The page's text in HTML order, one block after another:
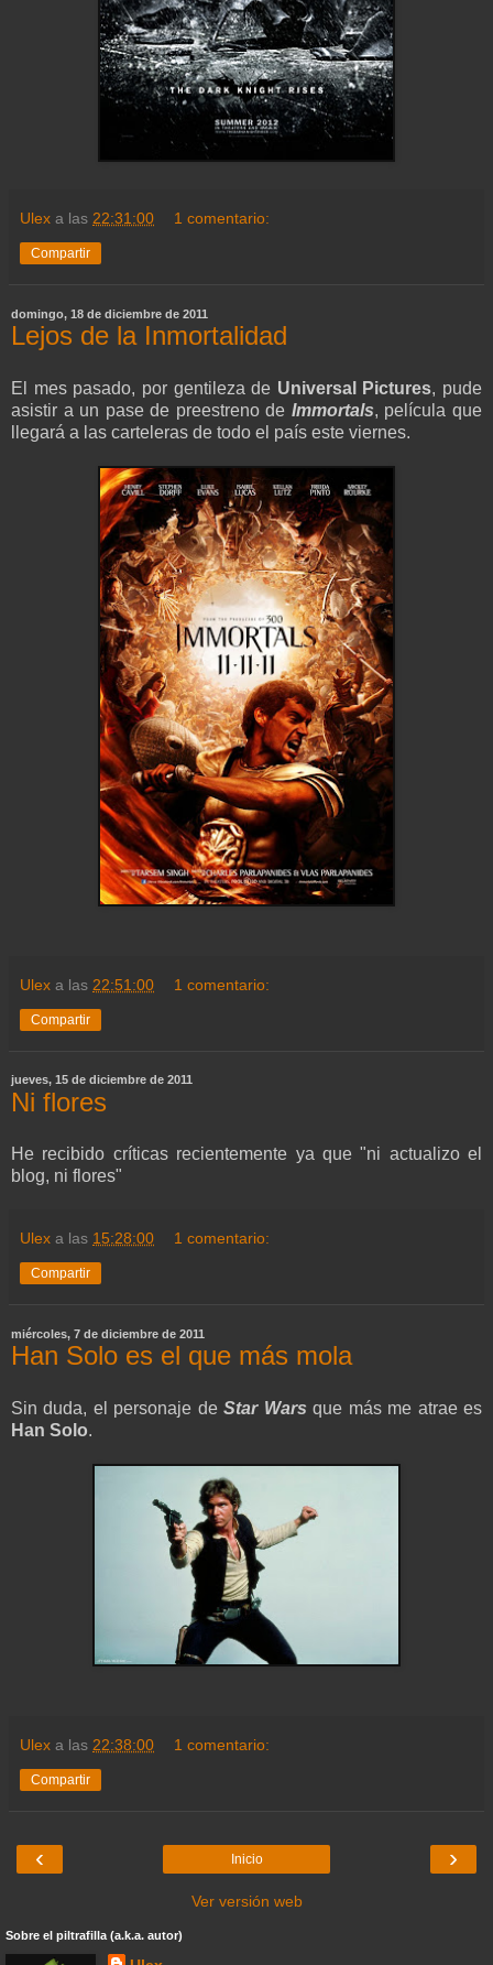
Ulex a las 22:31:00 1 comentario:
Compartir
domingo, 18 de diciembre de 2011
Lejos de la Inmortalidad
El mes pasado, por gentileza de Universal Pictures, pude
asistir a un pase de preestreno de Immortals, película que
llegará a las carteleras de todo el país este viernes.
Ulex a las 22:51:00 1 comentario:
Compartir
jueves, 15 de diciembre de 2011
Ni flores
He recibido críticas recientemente ya que "ni actualizo el
blog, ni flores"
Ulex a las 15:28:00 1 comentario:
Compartir
miércoles, 7 de diciembre de 2011
Han Solo es el que más mola
Sin duda, el personaje deStar Wars que más me atrae es
Han Solo.
Ulex a las 22:38:00 1 comentario:
Compartir
‹ ›
Inicio
Ver versión web
Sobre el piltrafilla (a.k.a. autor)